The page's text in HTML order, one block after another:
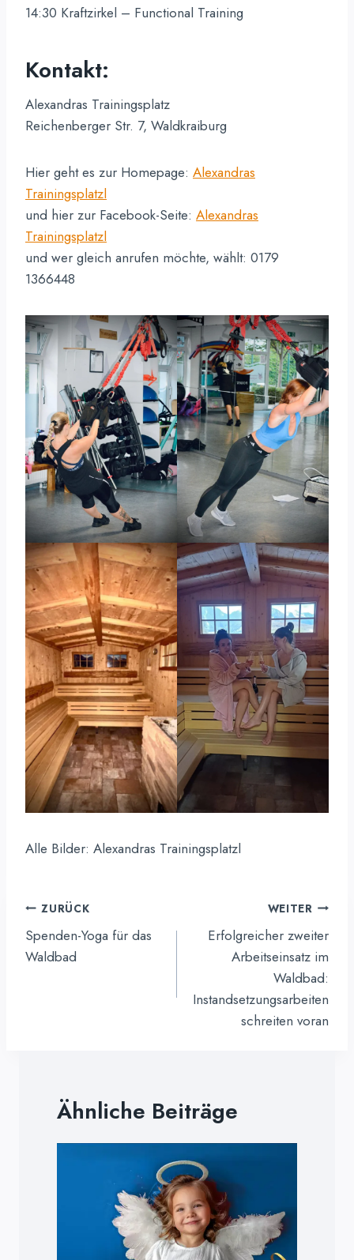
14:30 Kraftzirkel – Functional Training
Kontakt:
Alexandras Trainingsplatz
Reichenberger Str. 7, Waldkraiburg
Hier geht es zur Homepage: Alexandras
Trainingsplatzl
und hier zur Facebook-Seite: Alexandras
Trainingsplatzl
und wer gleich anrufen möchte, wählt: 0179
1366448
Alle Bilder: Alexandras Trainingsplatzl
Beitragsnavigation
ZURÜCK
Spenden-Yoga für das
Waldbad
WEITER
Erfolgreicher zweiter
Arbeitseinsatz im
Waldbad:
Instandsetzungsarbeiten
schreiten voran
Ähnliche Beiträge